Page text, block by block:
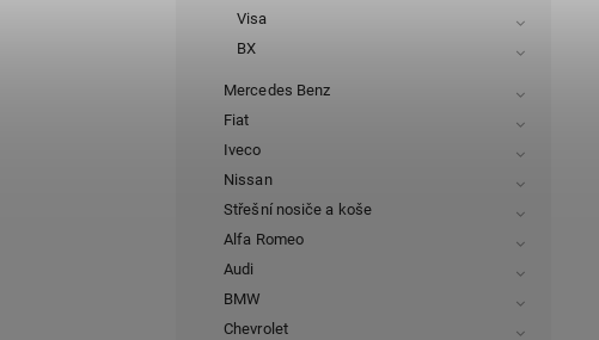
Visa
BX
Mercedes Benz
Fiat
Iveco
Nissan
Střešní nosiče a koše
Alfa Romeo
Audi
BMW
Chevrolet